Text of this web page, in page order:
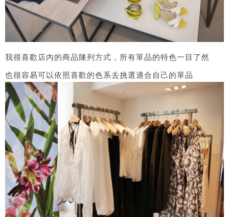
我很喜歡店內的商品陳列方式，所有單品的特色一目了然
也很容易可以依照喜歡的色系去挑選適合自己的單品